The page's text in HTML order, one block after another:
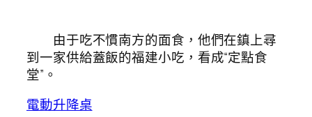
由于吃不慣南方的面食，他們在鎮上尋
到一家供給蓋飯的福建小吃，看成“定點食
堂”。
電動升降桌